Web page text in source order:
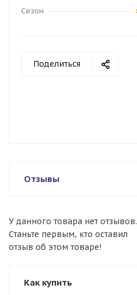
Сезон
Поделиться
Отзывы
У данного товара нет отзывов.
Станьте первым, кто оставил
отзыв об этом товаре!
Как купить